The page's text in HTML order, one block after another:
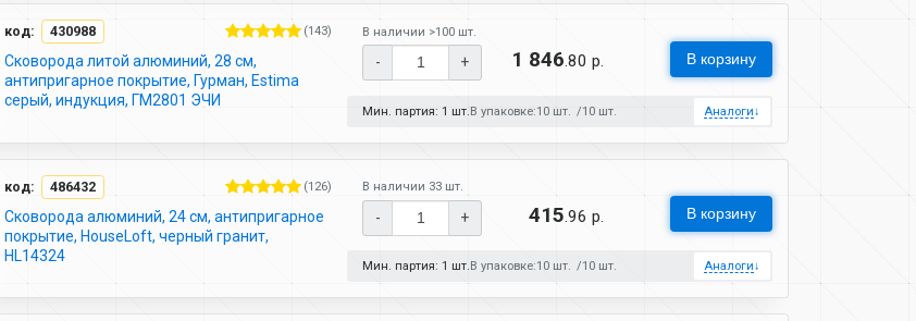
код: 430988 (143)
Сковорода литой алюминий, 28 см,
антипригарное покрытие, Гурман, Estima
серый, индукция, ГМ2801 ЭЧИ
В наличии >100 шт.
- + 1 846.80 р. В корзину
Мин. партия: 1 шт.В упаковке:10 шт. 10 шт. Аналоги↓
код: 486432 (126)
Сковорода алюминий, 24 см, антипригарное
покрытие, HouseLoft, черный гранит,
HL14324
В наличии 33 шт.
- + 415.96 р. В корзину
Мин. партия: 1 шт. В упаковке:10 шт. 10 шт. Аналоги↓